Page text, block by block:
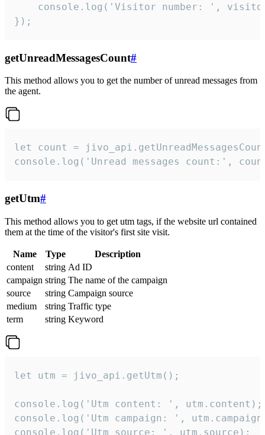
console.log('Visitor number: ',
});
getUnreadMessagesCount#
This method allows you to get the number of unread messages from
the agent.
let count =
console.log('Unread messages count:',
getUtm#
This method allows you to get utm tags, if the website url contained
them at the time of the visitor's first site visit.
Name Type
Description
content
string Ad ID
campaign string The name of the campaign
source
string Campaign source
medium
string Traffic type
term
string Keyword
let utm = jivo_api.getUtm();
console.log('Utm content: ', utm.content);
console.log('Utm campaign: ',
console.log('Utm source: ', utm.source);